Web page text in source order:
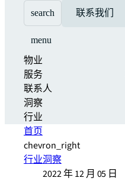
search 联系我们
menu
物业
服务
联系人
洞察
行业
首页
chevron_right
行业洞察
2022 年 12 月 05 日